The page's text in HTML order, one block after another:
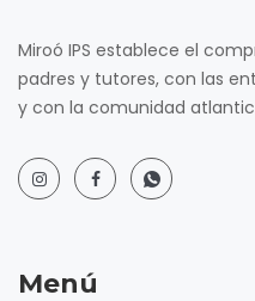
Miroó IPS establece el
padres y tutores, con las
y con la comunidad
Menú